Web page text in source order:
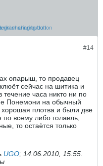
#14
опарыш, то продавец
сейчас на шитика и
течение часа никто ни по
Понемони на обычный
хорошая плотва и были две
всему либо голавль,
то остаётся только
UGO; 14.06.2010, 15:55